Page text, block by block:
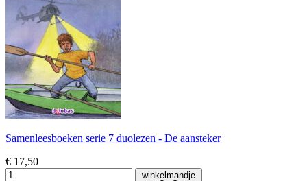
Samenleesboeken serie 7 duolezen - De aansteker
€ 17,50
winkelmandje